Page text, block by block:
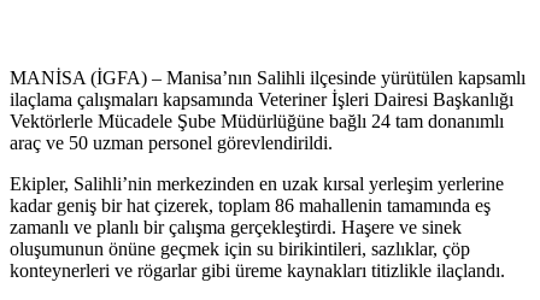
MANİSA (İGFA) – Manisa’nın Salihli ilçesinde yürütülen kapsamlı
ilaçlama çalışmaları kapsamında Veteriner İşleri Dairesi Başkanlığı
Vektörlerle Mücadele Şube Müdürlüğüne bağlı 24 tam donanımlı
araç ve 50 uzman personel görevlendirildi.
Ekipler, Salihli’nin merkezinden en uzak kırsal yerleşim yerlerine
kadar geniş bir hat çizerek, toplam 86 mahallenin tamamında eş
zamanlı ve planlı bir çalışma gerçekleştirdi. Haşere ve sinek
oluşumunun önüne geçmek için su birikintileri, sazlıklar, çöp
konteynerleri ve rögarlar gibi üreme kaynakları titizlikle ilaçlandı.